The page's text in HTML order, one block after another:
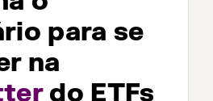
para se
na
do ETFs